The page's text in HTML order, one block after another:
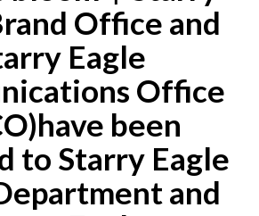
艾
倫
導
｜
星
鷹
國
Office and
Eagle
Office
been
to Starry Eagle
and